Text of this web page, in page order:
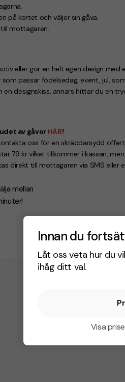
Innan du
Låt oss veta hur du
ihåg ditt val.
Visa
på kortet och väljer sin gåva.
mottagaren.
eller gör en helt egen design med
passar födelsedag, event, jul,
designskiss, annars hittar du en
av gåvor HÄR!
oss för en skräddarsydd offert.
79 kr vilket tillkommer i kassan,
direkt till mottagaren via SMS eller
mellan